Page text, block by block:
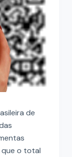
de
que o total